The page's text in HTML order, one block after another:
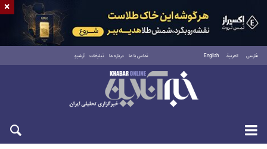
فارسی العربية English تماس با ما درباره ما تبلیغات آرشیو
شنبه ۱۷ مرداد ۱۴۰۵
×